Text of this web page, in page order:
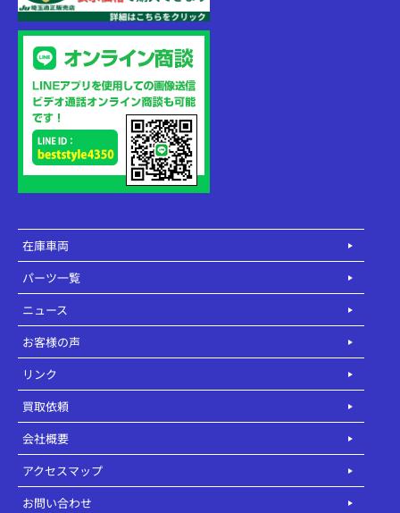
在庫車両
パーツ一覧
ニュース
お客様の声
リンク
買取依頼
会社概要
アクセスマップ
お問い合わせ